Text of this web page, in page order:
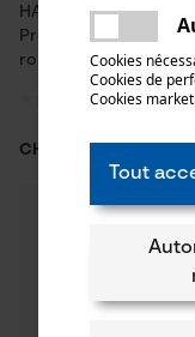
HAIX botte
Protector Forest 2.1
rouge
CHF 304.90 *
Cookies
Cookies de
Cookies
Tout
Une
essayer
partager
mail